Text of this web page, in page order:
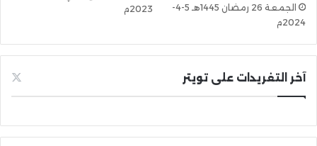
الجمعة 26 رمضان 1445هـ 5-4-
2024م
2023م
آخر التغريدات على تويتر